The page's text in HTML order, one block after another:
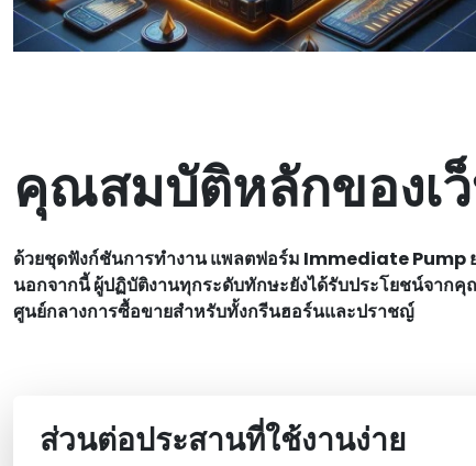
คุณสมบัติหลักของเ
ด้วยชุดฟังก์ชันการทํางาน แพลตฟอร์ม Immediate Pump
นอกจากนี้ ผู้ปฏิบัติงานทุกระดับทักษะยังได้รับประโยชน์จาก
ศูนย์กลางการซื้อขายสําหรับทั้งกรีนฮอร์นและปราชญ์
ส่วนต่อประสานที่ใช้งานง่าย